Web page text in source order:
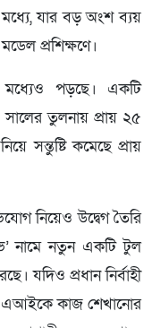
যার বড় অংশ ব্যয়
প্রশিক্ষণে।
মধ্যেও পড়ছে। একটি
সালের তুলনায় প্রায় ২৫
সন্তুষ্টি কমেছে প্রায়
নিয়েও উদ্বেগ তৈরি
নামে নতুন একটি টুল
যদিও প্রধান নির্বাহী
এআইকে কাজ শেখানোর